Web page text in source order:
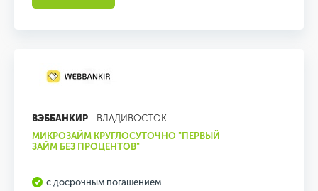
ВЭББАНКИР - ВЛАДИВОСТОК
МИКРОЗАЙМ КРУГЛОСУТОЧНО "ПЕРВЫЙ
ЗАЙМ БЕЗ ПРОЦЕНТОВ"
с досрочным погашением